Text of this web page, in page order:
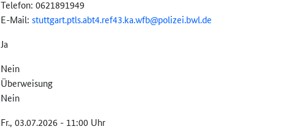
Telefon: 0621891949
E-Mail: stuttgart.ptls.abt4.ref43.ka.wfb@polizei.bwl.de
Ja
Nein
Überweisung
Nein
Fr., 03.07.2026 - 11:00 Uhr